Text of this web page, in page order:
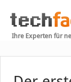
Ihre Experten für